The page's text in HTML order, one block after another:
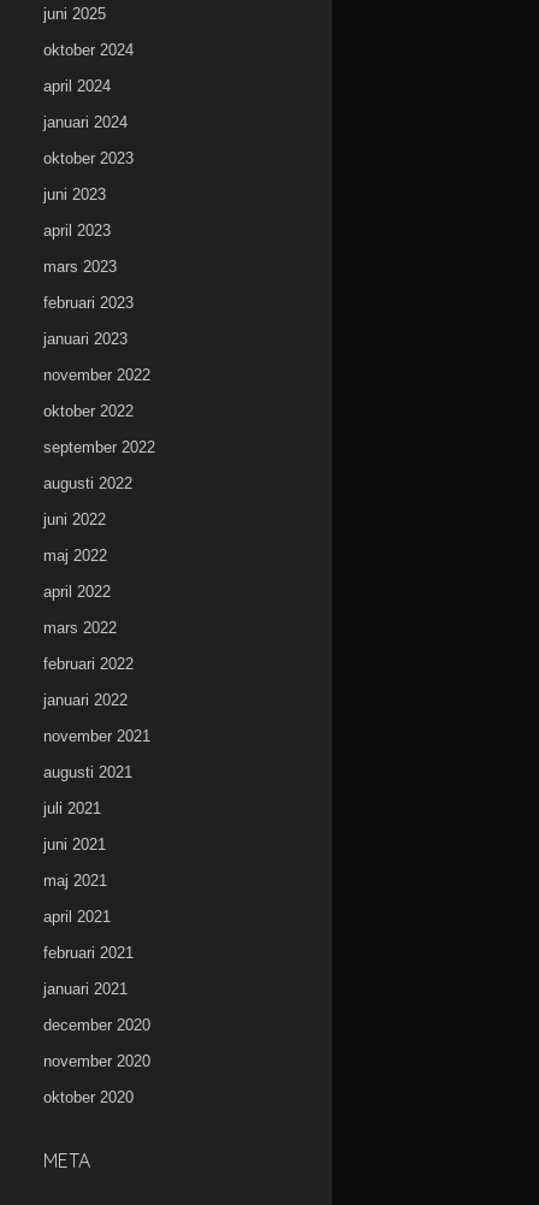
juni 2025
oktober 2024
april 2024
januari 2024
oktober 2023
juni 2023
april 2023
mars 2023
februari 2023
januari 2023
november 2022
oktober 2022
september 2022
augusti 2022
juni 2022
maj 2022
april 2022
mars 2022
februari 2022
januari 2022
november 2021
augusti 2021
juli 2021
juni 2021
maj 2021
april 2021
februari 2021
januari 2021
december 2020
november 2020
oktober 2020
META